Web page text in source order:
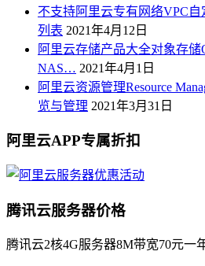
不支持阿里云专有网络VPC
列表 2021年4月12日
阿里云存储产品大全对象存储
NAS… 2021年4月1日
阿里云资源管理Resource
览与管理 2021年3月31日
阿里云APP专属折扣
腾讯云服务器价格
腾讯云2核4G服务器8M带宽70元一